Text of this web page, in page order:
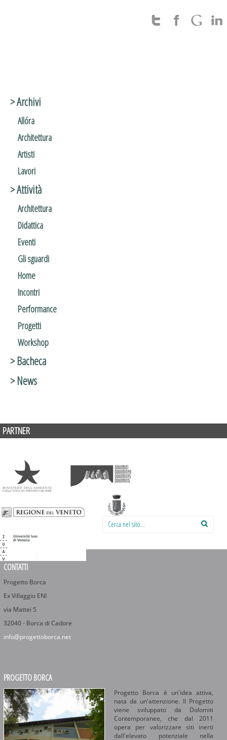
> Archivi
Allóra
Architettura
Artisti
Lavori
> Attività
Architettura
Didattica
Eventi
Gli sguardi
Home
Incontri
Performance
Progetti
Workshop
> Bacheca
> News
PARTNER
Cerca nel sito:
CONTATTI
Progetto Borca
Ex Villaggio ENI
via Mattei 5
32040 - Borca di Cadore
info@progettoborca.net
PROGETTO BORCA
Progetto Borca è un'idea attiva,
nata da un'attenzione. Il Progetto
viene sviluppato da Dolomiti
Contemporanee, che dal 2011
opera per valorizzare siti inerti
dall'elevato potenziale nella